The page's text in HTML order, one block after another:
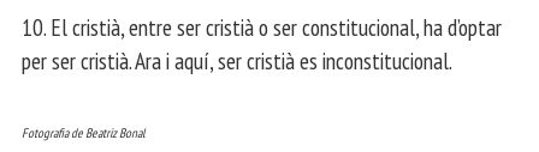
10. El cristià, entre ser cristià o ser constitucional, ha d’optar
per ser cristià. Ara i aquí, ser cristià es inconstitucional.
Fotografia de Beatriz Bonal